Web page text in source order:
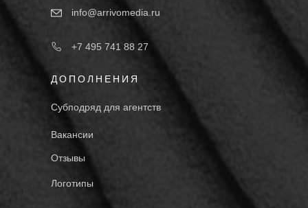
info@arrivomedia.ru
+7 495 741 88 27
ДОПОЛНЕНИЯ
Субподряд для агентств
Вакансии
Логотипы
Отзывы